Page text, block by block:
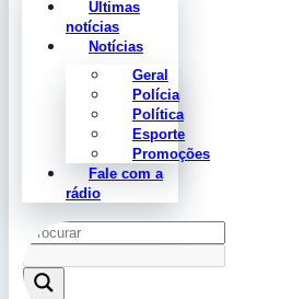
Últimas
notícias
Notícias
Geral
Polícia
Política
Esporte
Promoções
Fale com a
rádio